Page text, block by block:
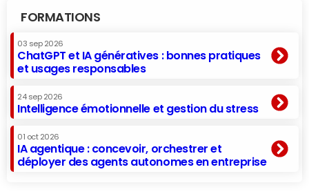
FORMATIONS
03 sep 2026
ChatGPT et IA génératives : bonnes pratiques
et usages responsables
24 sep 2026
Intelligence émotionnelle et gestion du stress
01 oct 2026
IA agentique : concevoir, orchestrer et
déployer des agents autonomes en entreprise